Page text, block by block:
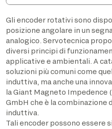
Gli encoder rotativi sono
posizione angolare in un
analogico. Servotecnica
diversi principi di
applicative e ambientali. A
soluzioni più comuni come
induttiva, ma anche una
la Giant Magneto Impedence
GmbH che è la
induttiva.
Tali encoder possono essere